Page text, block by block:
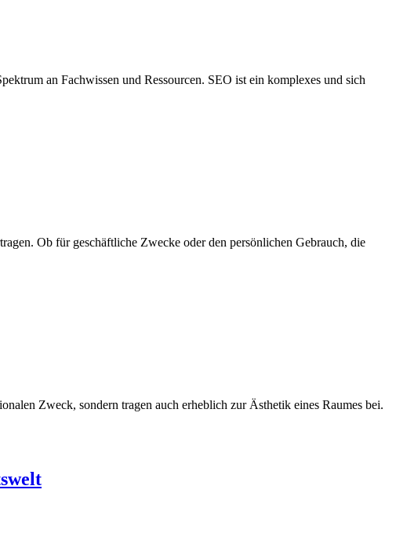
an Fachwissen und Ressourcen. SEO ist ein komplexes und sich
Ob für geschäftliche Zwecke oder den persönlichen Gebrauch, die
Zweck, sondern tragen auch erheblich zur Ästhetik eines Raumes bei.